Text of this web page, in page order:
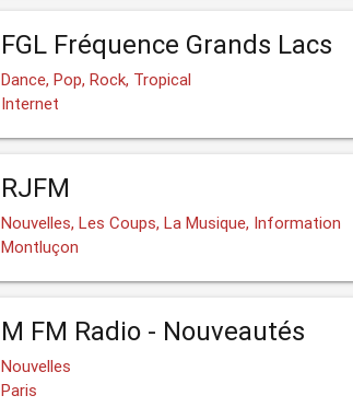
FGL Fréquence Grands Lacs
Dance, Pop, Rock, Tropical
Internet
RJFM
Nouvelles, Les Coups, La Musique, Information
Montluçon
M FM Radio - Nouveautés
Nouvelles
Paris